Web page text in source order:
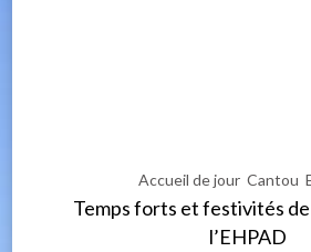
Accueil de jour Cantou
Temps forts et festivités de
l’EHPAD